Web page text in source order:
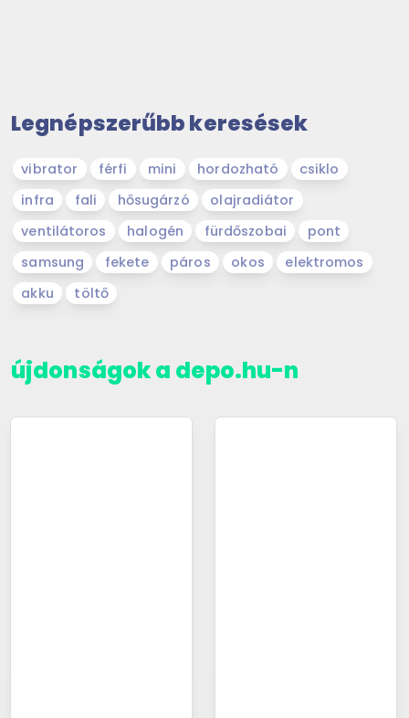
Legnépszerűbb keresések
vibrator férfi mini hordozható
csiklo
infra
fali hősugárzó
olajradiátor
ventilátoros
halogén fürdőszobai
pont
samsung
fekete páros okos
elektromos
akku
töltő
újdonságok a depo.hu-n